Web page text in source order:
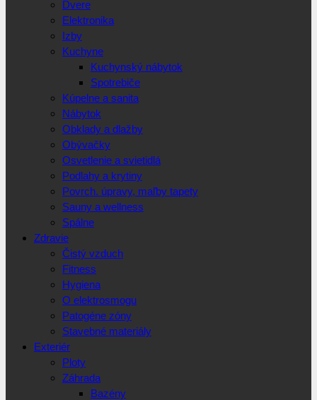
Dvere
Elektronika
Izby
Kuchyne
Kuchynský nábytok
Spotrebiče
Kúpelne a sanita
Nábytok
Obklady a dlažby
Obývačky
Osvetlenie a svietidlá
Podlahy a krytiny
Povrch. úpravy, maľby tapety
Sauny a wellness
Spálne
Zdravie
Čistý vzduch
Fitness
Hygiena
O elektrosmogu
Patogéne zóny
Stavebné materiály
Exteriér
Ploty
Záhrada
Bazény